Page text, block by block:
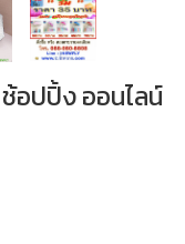
อปปิ้ง ออนไลน์